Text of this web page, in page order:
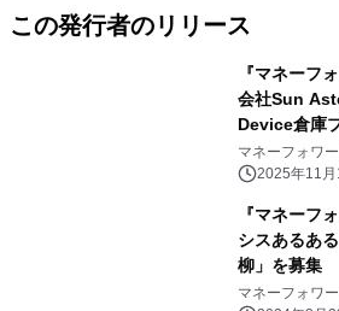
この発行者のリリース
『マネーフ
会社Sun
Device倉庫
マネーフォワ
2025年11
『マネーフ
シスあるあ
柳」を募集
マネーフォワ